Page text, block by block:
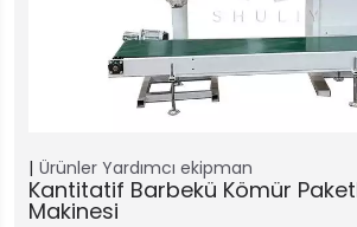
Ürünler Yardımcı ekipman
Kantitatif Barbekü Kömür
Makinesi